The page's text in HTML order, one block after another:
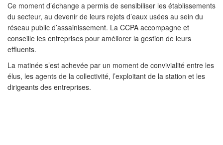
Ce moment d’échange a permis de sensibiliser les établissements
du secteur, au devenir de leurs rejets d’eaux usées au sein du
réseau public d’assainissement. La CCPA accompagne et
conseille les entreprises pour améliorer la gestion de leurs
effluents.
La matinée s’est achevée par un moment de convivialité entre les
élus, les agents de la collectivité, l’exploitant de la station et les
dirigeants des entreprises.